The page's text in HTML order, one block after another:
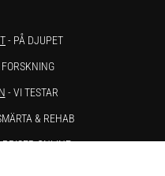
- PÅ DJUPET
- VI TESTAR
& REHAB
ONLINE